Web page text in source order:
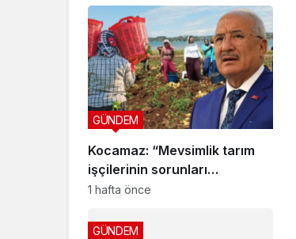
Kocamaz: “Mevsimlik tarım
işçilerinin sorunları
görmezden gelinemez”
GÜNDEM
1 hafta önce
GÜNDEM